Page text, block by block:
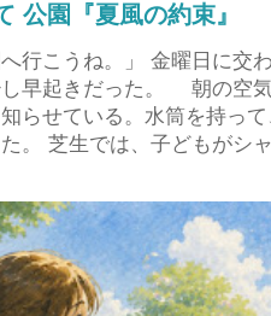
園『夏風の約束』
行こうね。」 金曜日に交
早起きだった。 朝の空
らせている。水筒を持っ
。 芝生では、子どもがシ